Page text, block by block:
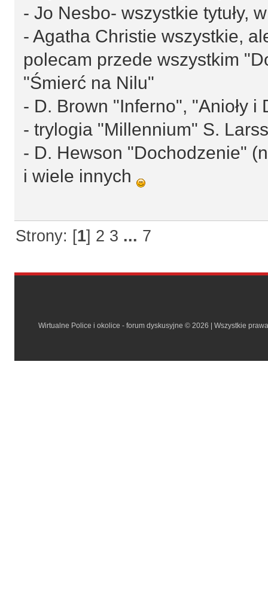
- Jo Nesbo- wszystkie tytuły,
- Agatha Christie wszystkie,
polecam przede wszystkim
"Śmierć na Nilu"
- D. Brown "Inferno", "Anioły i
- trylogia "Millennium" S.
- D. Hewson "Dochodzenie"
i wiele innych
Strony: [1] 2 3 ... 7
Wirtualne Police i okolice - forum dyskusyjne © 2026 | Wszystkie